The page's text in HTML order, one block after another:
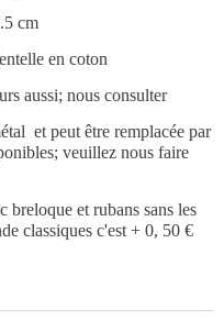
cm
en coton
aussi; nous consulter
et peut être remplacée par
veuillez nous faire
et rubans sans les
classiques c'est + 0, 50 €